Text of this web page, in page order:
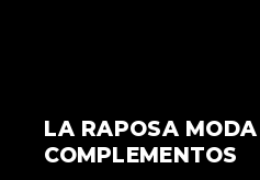
LA RAPOSA
COMPLEMENTOS